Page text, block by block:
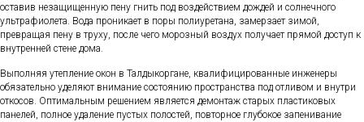
оставив незащищенную пену гнить под воздействием дождей и солнечного
ультрафиолета. Вода проникает в поры полиуретана, замерзает зимой,
превращая пену в труху, после чего морозный воздух получает прямой доступ к
внутренней стене дома.
Выполняя утепление окон в Талдыкоргане, квалифицированные инженеры
обязательно уделяют внимание состоянию пространства под отливом и внутри
откосов. Оптимальным решением является демонтаж старых пластиковых
панелей, полное удаление пустых полостей, повторное глубокое запенивание